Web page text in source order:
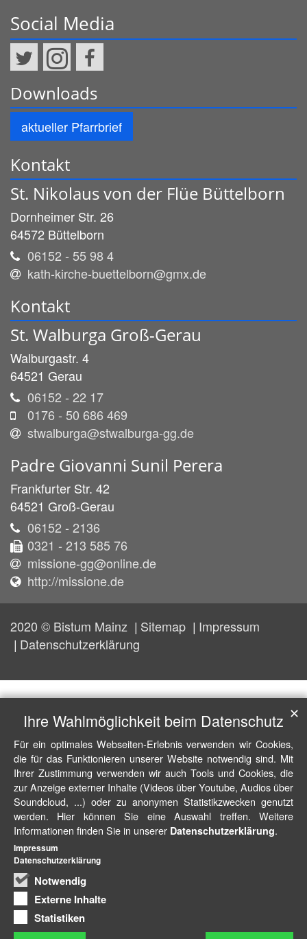
Social Media
Downloads
aktueller Pfarrbrief
Kontakt
St. Nikolaus von der Flüe Büttelborn
Dornheimer Str. 26
64572 Büttelborn
06152 - 55 98 4
kath-kirche-buettelborn@gmx.de
Kontakt
St. Walburga Groß-Gerau
Walburgastr. 4
64521 Gerau
06152 - 22 17
0176 - 50 686 469
stwalburga@stwalburga-gg.de
Padre Giovanni Sunil Perera
Frankfurter Str. 42
64521 Groß-Gerau
06152 - 2136
0321 - 213 585 76
missione-gg@online.de
http://missione.de
2020 © Bistum Mainz Sitemap
Impressum
Datenschutzerklärung
Ihre Wahlmöglichkeit beim Datenschutz
Für ein optimales Webseiten-Erlebnis verwenden wir Cookies,
die für das Funktionieren unserer Website notwendig sind. Mit
Ihrer Zustimmung verwenden wir auch Tools und Cookies, die
zur Anzeige externer Inhalte (Videos über Youtube, Audios über
Soundcloud, ...) oder zu anonymen Statistikzwecken genutzt
werden. Hier können Sie eine Auswahl treffen. Weitere
Informationen finden Sie in unserer Datenschutzerklärung.
Notwendig
Externe Inhalte
Statistiken
✕
Impressum
Datenschutzerklärung